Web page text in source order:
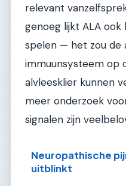
relevant
genoeg lijkt ALA
spelen — het zou de
immuunsysteem op
alvleesklier kunnen
meer onderzoek
signalen zijn
Neuropathische
uitblinkt